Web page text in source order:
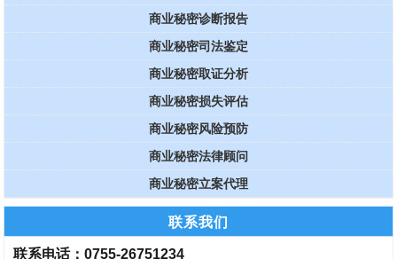
商业秘密诊断报告
商业秘密司法鉴定
商业秘密取证分析
商业秘密损失评估
商业秘密风险预防
商业秘密法律顾问
商业秘密立案代理
联系我们
联系电话：0755-26751234